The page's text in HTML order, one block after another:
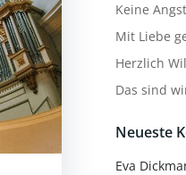
Keine
Mit Liebe
Herzlich
Das sind
Neueste
Eva